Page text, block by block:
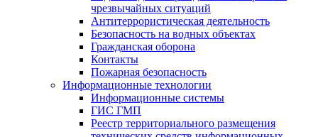
чрезвычайных ситуаций
Антитеррористическая деятельность
Безопасность на водных объектах
Гражданская оборона
Контакты
Пожарная безопасность
Информационные технологии
Информационные системы
ГИС ГМП
Реестр территориального размещения